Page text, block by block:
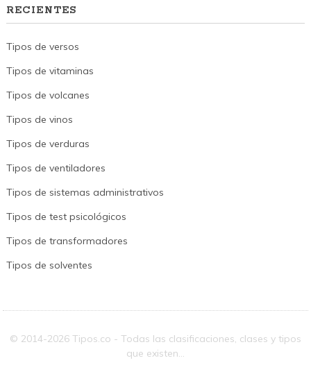
RECIENTES
Tipos de versos
Tipos de vitaminas
Tipos de volcanes
Tipos de vinos
Tipos de verduras
Tipos de ventiladores
Tipos de sistemas administrativos
Tipos de test psicológicos
Tipos de transformadores
Tipos de solventes
© 2014-2026 Tipos.co - Todas las clasificaciones, clases y tipos
que existen...